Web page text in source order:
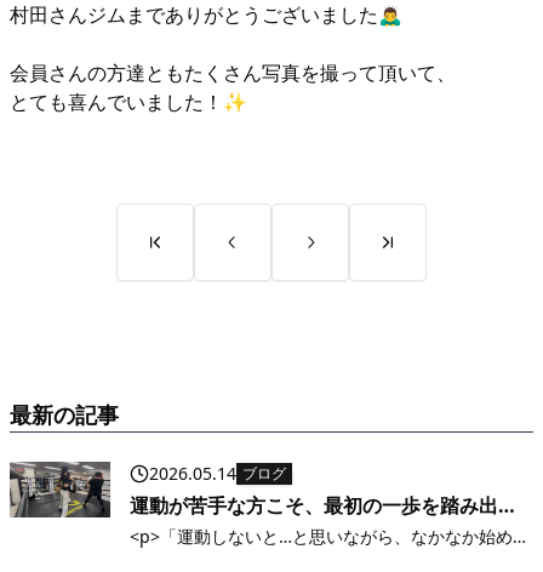
村田さんジムまでありがとうございました🙇‍♂️
会員さんの方達ともたくさん写真を撮って頂いて、
とても喜んでいました！✨
最新の記事
2026.05.14 ブログ
運動が苦手な方こそ、最初の一歩を踏み出し
てみませんか？
<p>「運動しないと…と思いながら、なかなか始めら